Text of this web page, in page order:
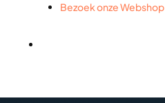
Bezoek onze Webshop